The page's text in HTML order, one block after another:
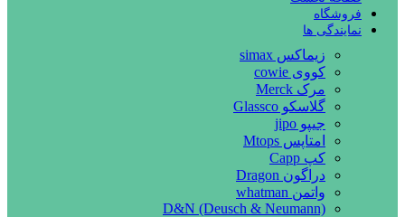
فروشگاه
نمایندگی ها
زیماکس simax
کووی cowie
مرک Merck
گلاسکو Glassco
جیپو jipo
امتاپس Mtops
کپ Capp
دراگون Dragon
واتمن whatman
D&N (Deusch & Neumann)